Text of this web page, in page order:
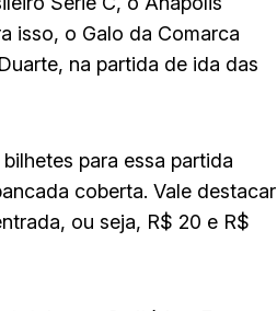
isso, o Galo da Comarca
na partida de ida das
bilhetes para essa partida
coberta. Vale destacar
ou seja, R$ 20 e R$